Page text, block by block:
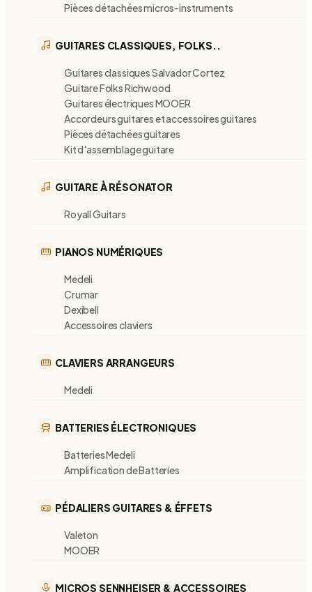
Pièces détachées micros-instruments
GUITARES CLASSIQUES, FOLKS..
Guitares classiques Salvador Cortez
Guitare Folks Richwood
Guitares électriques MOOER
Accordeurs guitares et accessoires guitares
Pièces détachées guitares
Kit d'assemblage guitare
GUITARE À RÉSONATOR
Royall Guitars
PIANOS NUMÉRIQUES
Medeli
Crumar
Dexibell
Accessoires claviers
CLAVIERS ARRANGEURS
Medeli
BATTERIES ÉLECTRONIQUES
Batteries Medeli
Amplification de Batteries
PÉDALIERS GUITARES & ÉFFETS
Valeton
MOOER
MICROS SENNHEISER & ACCESSOIRES